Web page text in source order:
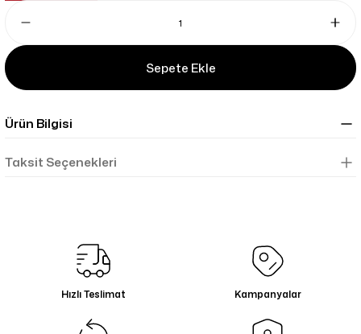
Sepete Ekle
Ürün Bilgisi
Taksit Seçenekleri
Hızlı Teslimat Kampanyalar